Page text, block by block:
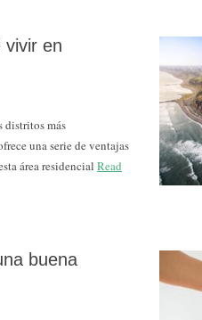
vivir en
distritos más
una serie de ventajas
área residencial Read
buena